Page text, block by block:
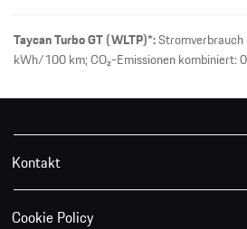
Taycan Turbo GT (WLTP)*:
kWh/100 km; CO₂-Emissionen kombiniert:
Kontakt
Cookie Policy